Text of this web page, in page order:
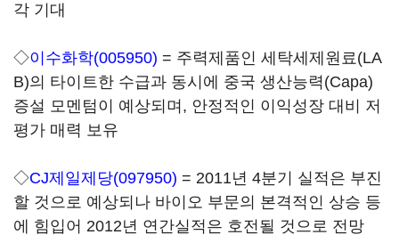
각 기대
◇이수화학(005950) = 주력제품인 세탁세제원료(LA
B)의 타이트한 수급과 동시에 중국 생산능력(Capa)
증설 모멘텀이 예상되며, 안정적인 이익성장 대비 저
평가 매력 보유
◇CJ제일제당(097950) = 2011년 4분기 실적은 부진
할 것으로 예상되나 바이오 부문의 본격적인 상승 등
에 힘입어 2012년 연간실적은 호전될 것으로 전망